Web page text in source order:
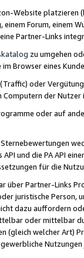
Website
Forum, einem
Partner-Links
zu umgehen
Browser eines
oder
der
oder auf
API und die PA API
für die
über Partner-Links
juristische
dazu auffordern
oder mittelbar
(gleich welcher Art)